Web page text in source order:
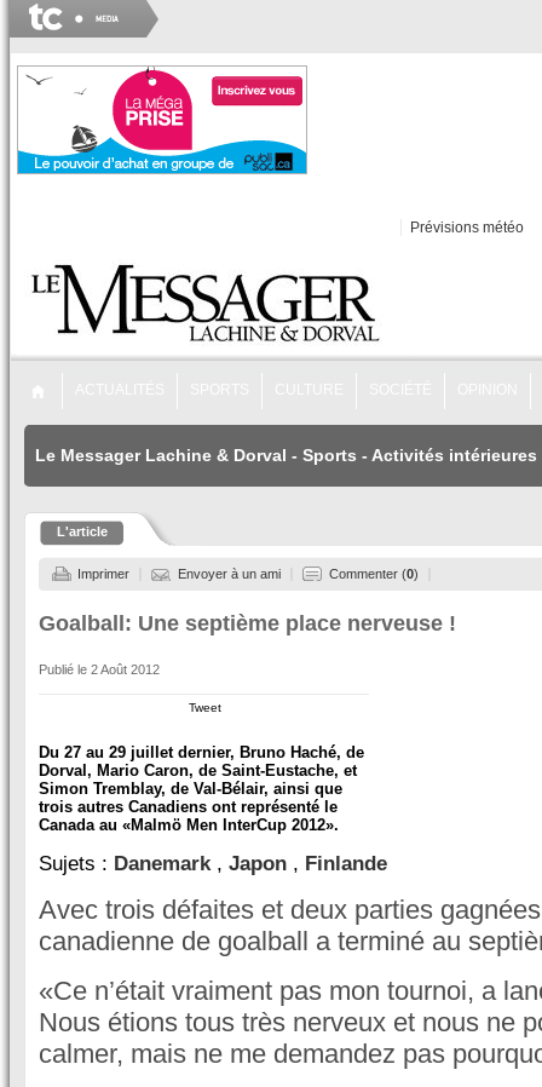
Prévisions météo
Le Messager Lachine & Dorval - Sports - Activités intérieures
L'article
Imprimer Envoyer à un ami Commenter (0)
Goalball: Une septième place nerveuse !
Publié le 2 Août 2012
Tweet
Du 27 au 29 juillet dernier, Bruno Haché, de
Dorval, Mario Caron, de Saint-Eustache, et
Simon Tremblay, de Val-Bélair, ainsi que
trois autres Canadiens ont représenté le
Canada au «Malmö Men InterCup 2012».
Sujets : Danemark, Japon , Finlande
Avec trois défaites et deux parties
canadienne de goalball a terminé au
«Ce n’était vraiment pas mon tournoi, a
Nous étions tous très nerveux et nous ne
calmer, mais ne me demandez pas